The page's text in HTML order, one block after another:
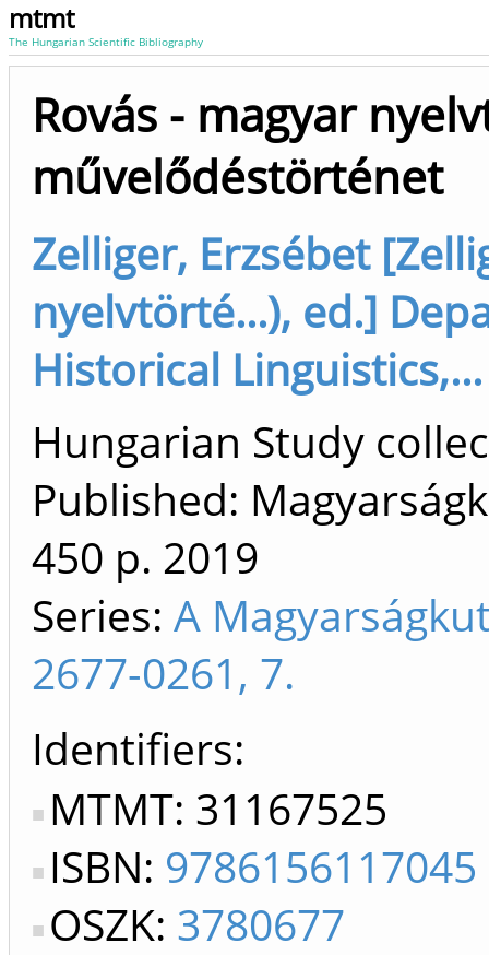
mtmt
The Hungarian Scientific Bibliography
Rovás - magyar
művelődéstörténet
Zelliger, Erzsébet
nyelvtörté...), ed.]
Historical Linguistics,...
Hungarian Study
Published:
450 p. 2019
Series: A
2677-0261, 7.
Identifiers
MTMT: 31167525
ISBN: 9786156117045
OSZK: 3780677